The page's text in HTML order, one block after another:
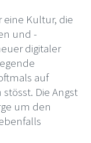
eine Kultur, die
und -
digitaler
auf
Die Angst
um den